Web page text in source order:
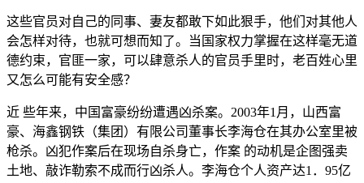
这些官员对自己的同事、妻友都敢下如此狠手，他们对其他人
会怎样对待，也就可想而知了。当国家权力掌握在这样毫无道
德约束，官匪一家，可以肆意杀人的官员手里时，老百姓心里
又怎么可能有安全感？
近 些年来，中国富豪纷纷遭遇凶杀案。2003年1月，山西富
豪、海鑫钢铁（集团）有限公司董事长李海仓在其办公室里被
枪杀。凶犯作案后在现场自杀身亡，作案 的动机是企图强卖
土地、敲诈勒索不成而行凶杀人。李海仓个人资产达1．95亿